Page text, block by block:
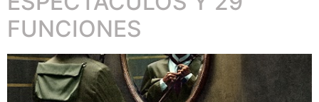
FUNCIONES